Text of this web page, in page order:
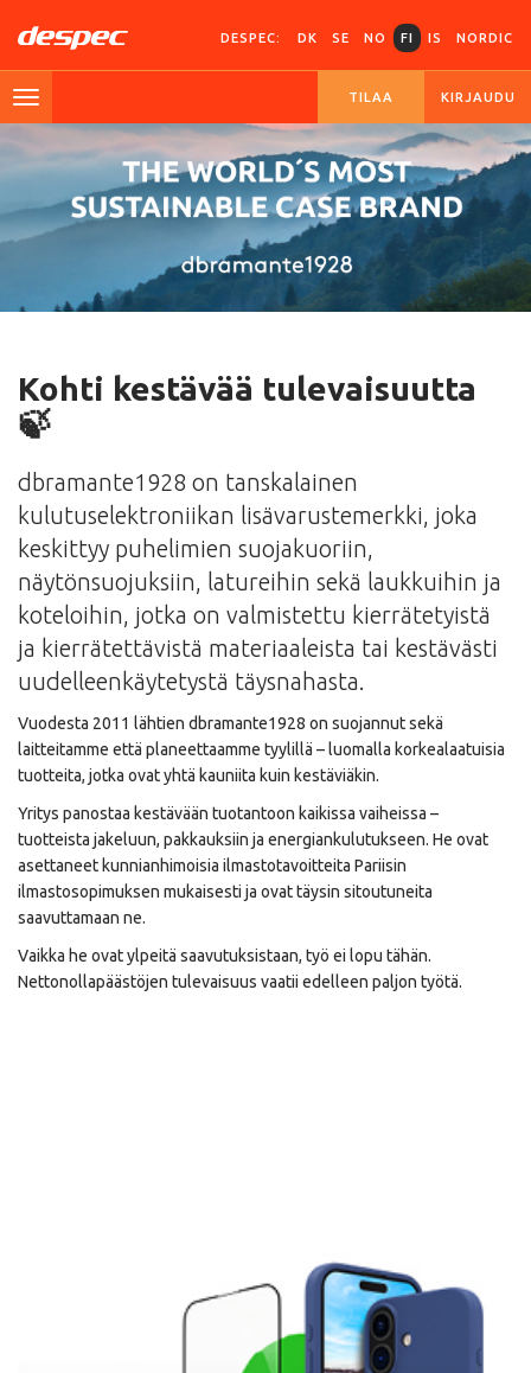
DESPEC: DK SE NO FI IS NORDIC
TILAA KIRJAUDU
Kohti kestävää tulevaisuutta
🍃
dbramante1928 on tanskalainen
kulutuselektroniikan lisävarustemerkki, joka
keskittyy puhelimien suojakuoriin,
näytönsuojuksiin, latureihin sekä laukkuihin ja
koteloihin, jotka on valmistettu kierrätetyistä
ja kierrätettävistä materiaaleista tai kestävästi
uudelleenkäytetystä täysnahasta.
Vuodesta 2011 lähtien dbramante1928 on suojannut sekä
laitteitamme että planeettaamme tyylillä – luomalla korkealaatuisia
tuotteita, jotka ovat yhtä kauniita kuin kestäviäkin.
Yritys panostaa kestävään tuotantoon kaikissa vaiheissa –
tuotteista jakeluun, pakkauksiin ja energiankulutukseen. He ovat
asettaneet kunnianhimoisia ilmastotavoitteita Pariisin
ilmastosopimuksen mukaisesti ja ovat täysin sitoutuneita
saavuttamaan ne.
Vaikka he ovat ylpeitä saavutuksistaan, työ ei lopu tähän.
Nettonollapäästöjen tulevaisuus vaatii edelleen paljon työtä.